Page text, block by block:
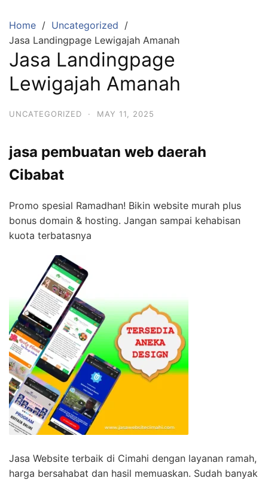
content
Home
Uncategorized
Jasa Landingpage Lewigajah Amanah
Jasa Landingpage
Lewigajah Amanah
UNCATEGORIZED · MAY 11, 2025
jasa pembuatan web daerah
Cibabat
Promo spesial Ramadhan! Bikin website murah plus
bonus domain & hosting. Jangan sampai kehabisan
kuota terbatasnya
Jasa Website terbaik di Cimahi dengan layanan ramah,
harga bersahabat dan hasil memuaskan. Sudah banyak